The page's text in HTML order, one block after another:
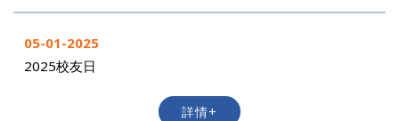
05-01-2025
2025校友日
詳情+